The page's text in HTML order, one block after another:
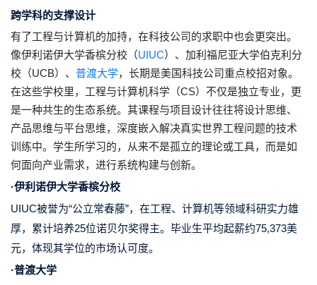
跨学科的支撑设计
有了工程与计算机的加持，在科技公司的求职中也会更突出。
像伊利诺伊大学香槟分校（UIUC）、加利福尼亚大学伯克利分
校（UCB）、 普渡大学， 长期是美国科技公司重点校招对象。
在这些学校里， 工程与计算机科学（CS）不仅是独立专业，更
是一种共生的生态系统。其课程与项目设计往往将设计思维、
产品思维与平台思维，深度嵌入解决真实世界工程问题的技术
训练中。学生所学习的，从来不是孤立的理论或工具，而是如
何面向产业需求，进行系统构建与创新。
·伊利诺伊大学香槟分校
UIUC被誉为“公立常春藤”，在工程、计算机等领域科研实力雄
厚，累计培养25位诺贝尔奖得主。毕业生平均起薪约75,373美
元，体现其学位的市场认可度。
·普渡大学